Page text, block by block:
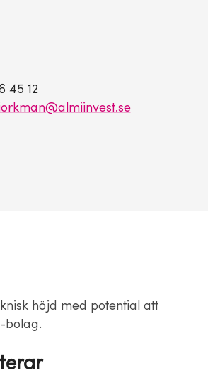
45 12
höjd med potential att
bolag.